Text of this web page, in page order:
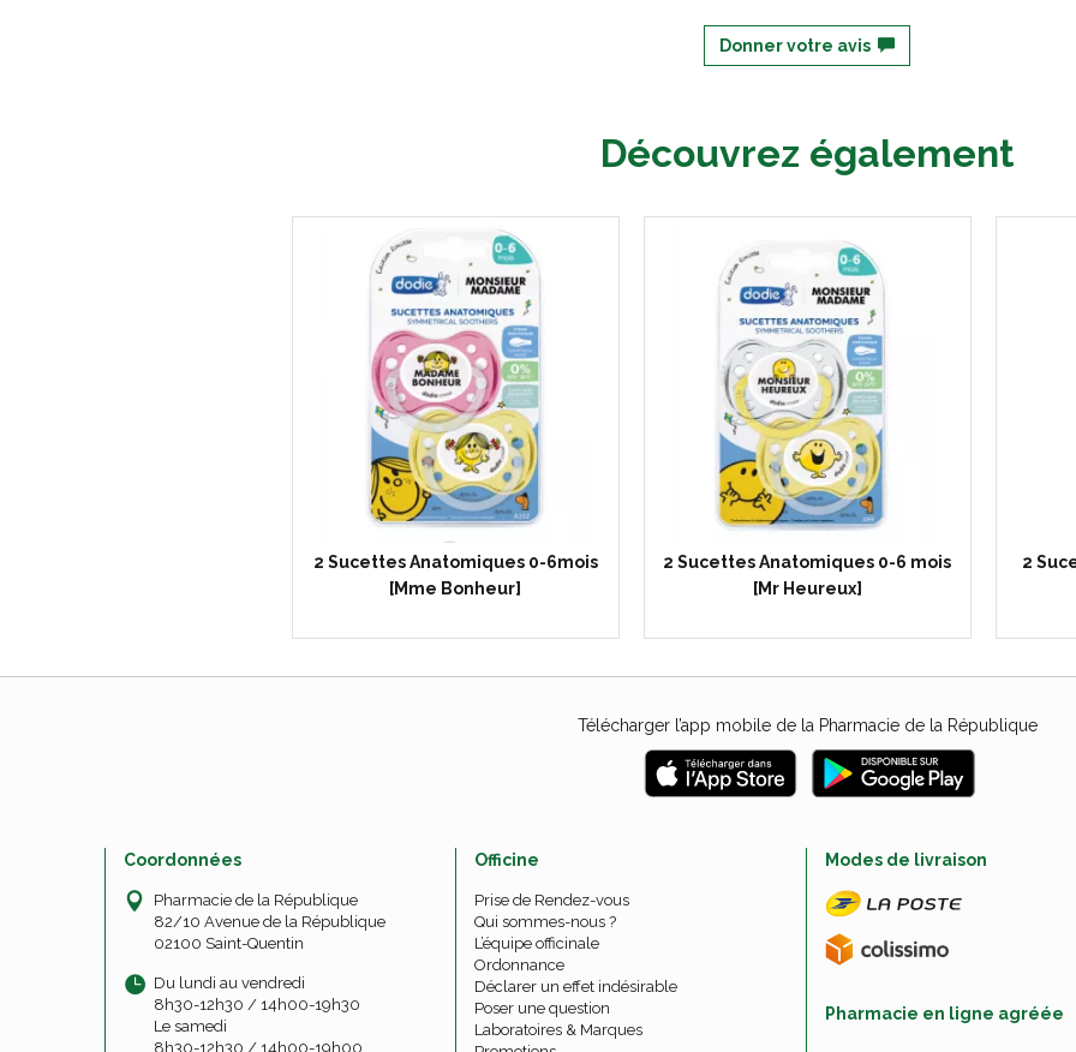
Donner votre avis
Découvrez également
2 Sucettes Anatomiques 0-6mois
[Mme Bonheur]
2 Sucettes Anatomiques 0-6 mois
[Mr Heureux]
2
Télécharger l’app mobile de la Pharmacie de la République
Coordonnées
Pharmacie de la République
82/10 Avenue de la République
02100 Saint-Quentin
Du lundi au vendredi
8h30-12h30 / 14h00-19h30
Le samedi
8h30-12h30 / 14h00-19h00
Officine
Prise de Rendez-vous
Qui sommes-nous ?
L’équipe officinale
Ordonnance
Déclarer un effet indésirable
Poser une question
Laboratoires & Marques
Modes de livraison
Pharmacie en ligne agréée